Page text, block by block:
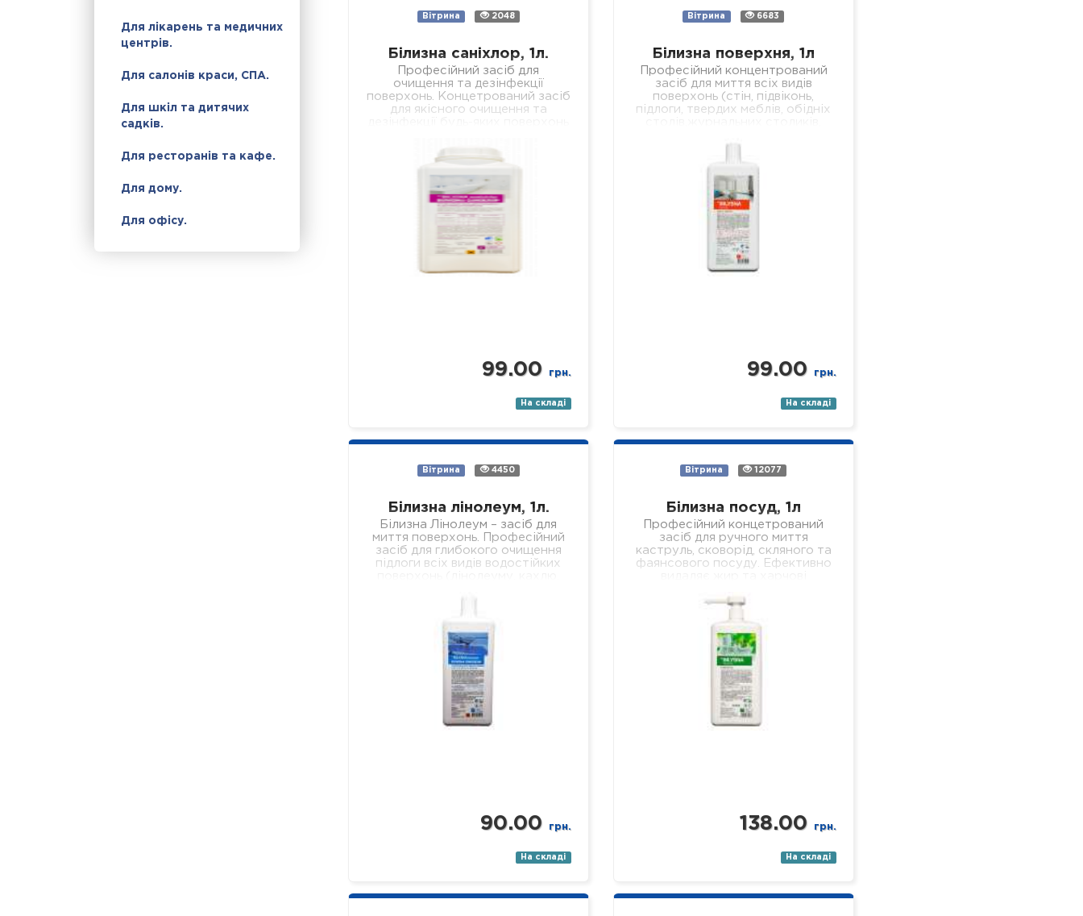
Для лікарень та медичних
центрів.
Для салонів краси, СПА.
Для шкіл та дитячих
садків.
Для ресторанів та кафе.
Для дому.
Для офісу.
Вітрина 2048
Білизна саніхлор, 1л.
Професійний засіб для
очищення та дезінфекції
поверхонь. Концетрований засіб
для якісного очищення та
раковини, ванни, душові піддони
тощо). Засіб якісно…
99.00 грн.
На складі
Вітрина 6683
Білизна поверхня, 1л
Професійний концентрований
засіб для миття всіх видів
поверхонь (стін, підвіконь,
підлоги, твердих меблів, обідніх
устаткування у лікувальних
установах різного профілю).
Властивості: - економічний; -…
99.00 грн.
На складі
Вітрина 4450
Білизна лінолеум, 1л.
Білизна Лінолеум – засіб для
миття поверхонь. Професійний
засіб для глибокого очищення
підлоги всіх видів водостійких
нетоногенні…
90.00 грн.
На складі
Вітрина 12077
Білизна посуд, 1л
Професійний концетрований
засіб для ручного миття
каструль, сковорід, скляного та
фаянсового посуду. Ефективно
легко змивається, не залишаючи
138.00 грн.
На складі